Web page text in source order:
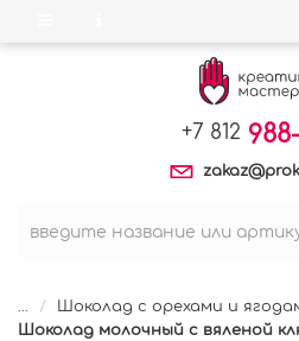
+7 812
...
Шоколад с орехами и
Шоколад молочный с вяленой